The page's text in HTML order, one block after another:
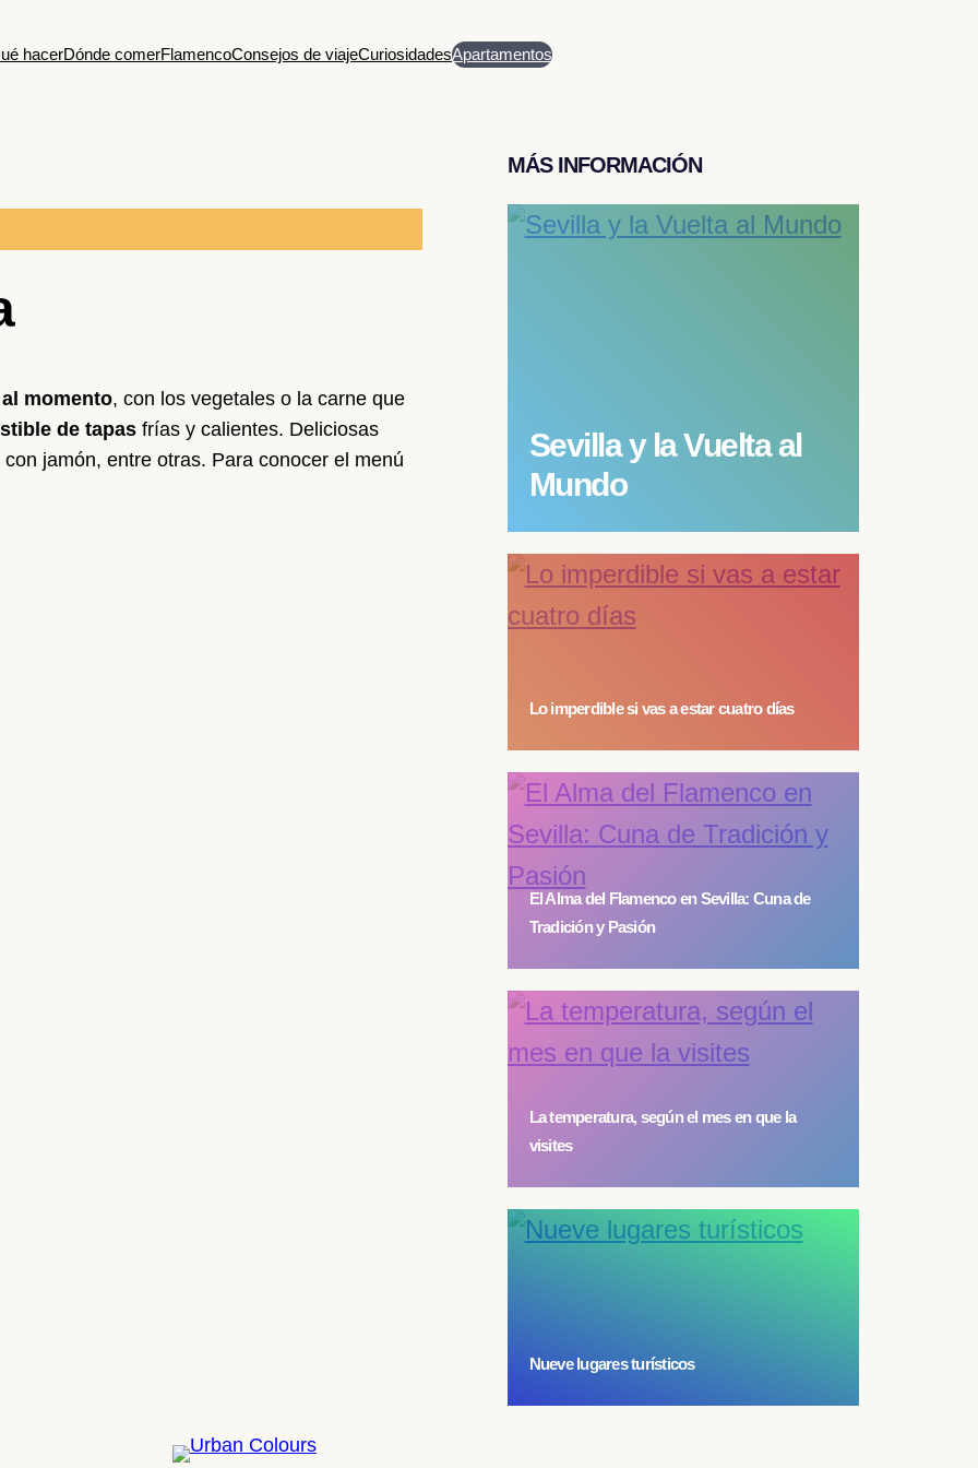
hacerDónde comerFlamencoConsejos de viajeCuriosidadesApartamentos
al momento, con los vegetales o la carne que
de tapas frías y calientes. Deliciosas
jamón, entre otras. Para conocer el menú
MÁS INFORMACIÓN
Sevilla y la Vuelta al
Mundo
Lo imperdible si vas a estar cuatro días
El Alma del Flamenco en Sevilla: Cuna de
Tradición y Pasión
La temperatura, según el mes en que la
visites
Nueve lugares turísticos